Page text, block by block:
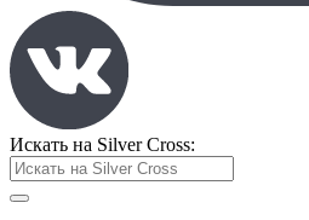
Искать на Silver Cross: